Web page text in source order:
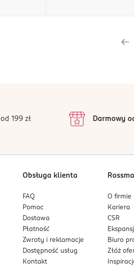
od 199 zł Darmowy
Obsługa klienta
FAQ
Pomoc
Dostawa
Płatność
Zwroty i reklamacje
Dostępność usług
Kontakt
O firmie
Kariera
CSR
Biuro
Złóż